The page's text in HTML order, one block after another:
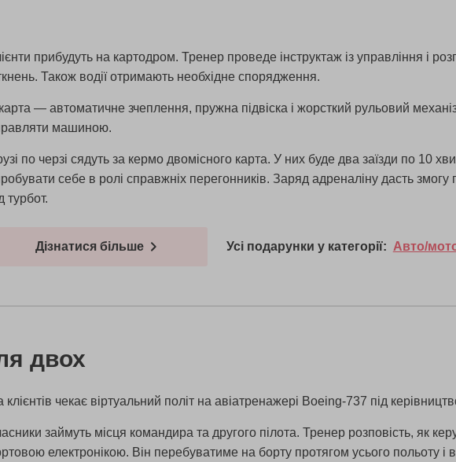
прибудуть на картодром. Тренер проведе інструктаж із управління і
Також водії отримають необхідне спорядження.
— автоматичне зчеплення, пружна підвіска і жорсткий рульовий
машиною.
по черзі сядуть за кермо двомісного карта. У них буде два заїзди по 10
себе в ролі справжніх перегонників. Заряд адреналіну дасть змогу
турбот.
Дізнатися більше Усі подарунки у категорії: Авто/
двох
клієнтів чекає віртуальний політ на авіатренажері Boeing-737 під
займуть місця командира та другого пілота. Тренер розповість, як
електронікою. Він перебуватиме на борту протягом усього польоту і